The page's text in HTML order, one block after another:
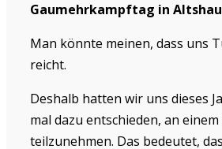
Gaumehrkampftag in
Man könnte meinen, dass uns
reicht.
Deshalb hatten wir uns dieses
mal dazu entschieden, an
teilzunehmen. Das bedeutet,